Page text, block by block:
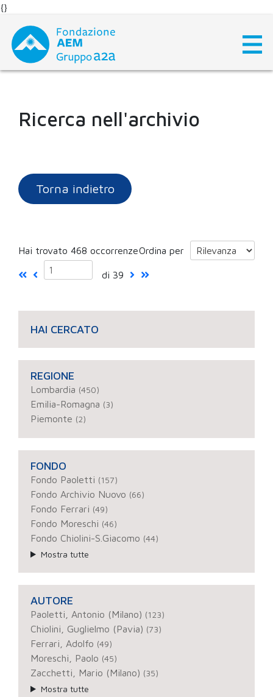
{}
content
Ricerca nell'archivio
Torna indietro
Hai trovato 468 occorrenzeOrdina per
di 39
HAI CERCATO
REGIONE
Lombardia (450)
Emilia-Romagna (3)
Piemonte (2)
FONDO
Fondo Paoletti (157)
Fondo Archivio Nuovo (66)
Fondo Ferrari (49)
Fondo Moreschi (46)
Fondo Chiolini-S.Giacomo (44)
Mostra tutte
AUTORE
Paoletti, Antonio (Milano) (123)
Chiolini, Guglielmo (Pavia) (73)
Ferrari, Adolfo (49)
Moreschi, Paolo (45)
Zacchetti, Mario (Milano) (35)
Mostra tutte